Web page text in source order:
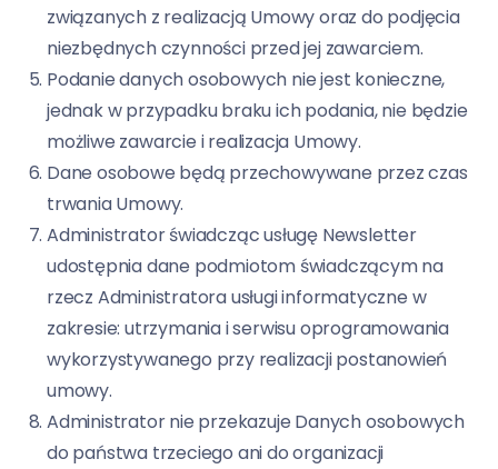
związanych z realizacją Umowy oraz do podjęcia
niezbędnych czynności przed jej zawarciem.
Podanie danych osobowych nie jest konieczne,
jednak w przypadku braku ich podania, nie będzie
możliwe zawarcie i realizacja Umowy.
Dane osobowe będą przechowywane przez czas
trwania Umowy.
Administrator świadcząc usługę Newsletter
udostępnia dane podmiotom świadczącym na
rzecz Administratora usługi informatyczne w
zakresie: utrzymania i serwisu oprogramowania
wykorzystywanego przy realizacji postanowień
umowy.
Administrator nie przekazuje Danych osobowych
do państwa trzeciego ani do organizacji